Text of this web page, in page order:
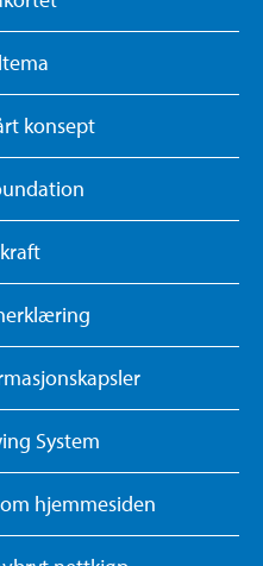
konsept
System
hjemmesiden